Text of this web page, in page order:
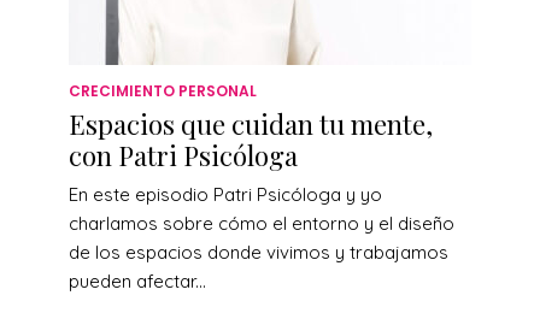
CRECIMIENTO PERSONAL
Espacios que cuidan tu mente,
con Patri Psicóloga
En este episodio Patri Psicóloga y yo
charlamos sobre cómo el entorno y el diseño
de los espacios donde vivimos y trabajamos
pueden afectar...